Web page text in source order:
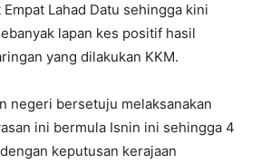
Lahad Datu sehingga kini
lapan kes positif hasil
yang dilakukan KKM.
negeri bersetuju melaksanakan
ini bermula Isnin ini sehingga 4
keputusan kerajaan